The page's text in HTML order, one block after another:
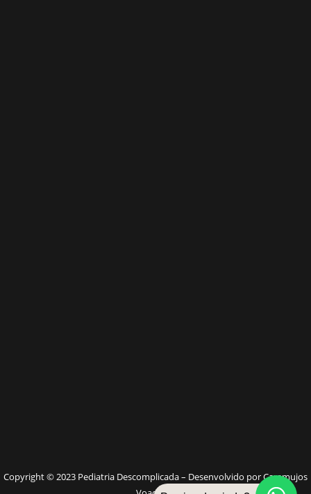
Copyright © 2023 Pediatria Descomplicada – Desenvolvido por Caramujos
W